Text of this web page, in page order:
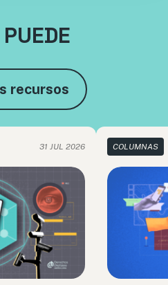
recursos
31 JUL 2026 COLUMNAS